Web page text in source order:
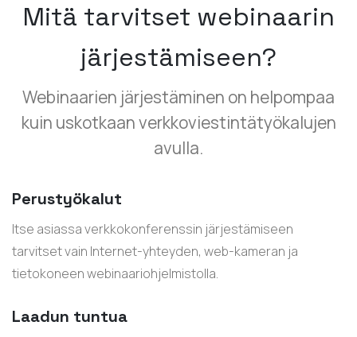
Mitä tarvitset webinaarin
järjestämiseen?
Webinaarien järjestäminen on helpompaa
kuin uskotkaan verkkoviestintätyökalujen
avulla.
Perustyökalut
Itse asiassa verkkokonferenssin järjestämiseen
tarvitset vain Internet-yhteyden, web-kameran ja
tietokoneen webinaariohjelmistolla.
Laadun tuntua